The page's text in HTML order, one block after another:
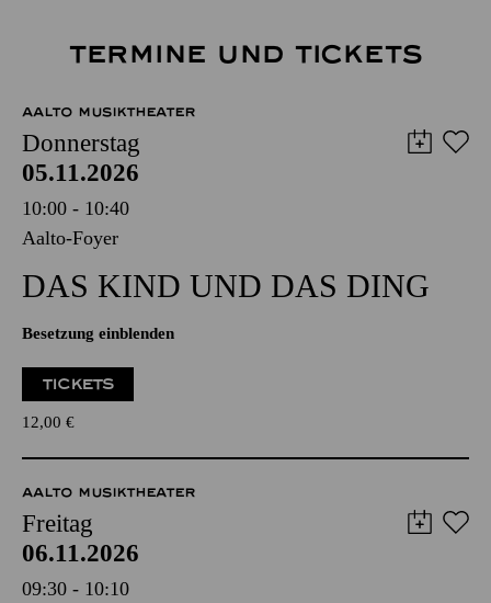
TERMINE UND TICKETS
AALTO MUSIKTHEATER
Donnerstag
05.11.2026
10:00 - 10:40
Aalto-Foyer
DAS KIND UND DAS DING
Besetzung einblenden
TICKETS
12,00 €
AALTO MUSIKTHEATER
Freitag
06.11.2026
09:30 - 10:10